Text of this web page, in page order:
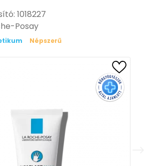
1018227
Posay
Népszerű